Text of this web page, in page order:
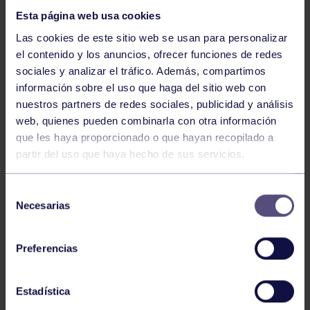
Esta página web usa cookies
Las cookies de este sitio web se usan para personalizar
el contenido y los anuncios, ofrecer funciones de redes
sociales y analizar el tráfico. Además, compartimos
información sobre el uso que haga del sitio web con
nuestros partners de redes sociales, publicidad y análisis
web, quienes pueden combinarla con otra información
que les haya proporcionado o que hayan recopilado a
partir del uso que haya hecho de sus servicios.
Necesarias
Preferencias
Estadística
Hockey 28 Jul 2026
ÓSCAR PALOMERO, RUMBO AL
MUNDIAL
Hockey